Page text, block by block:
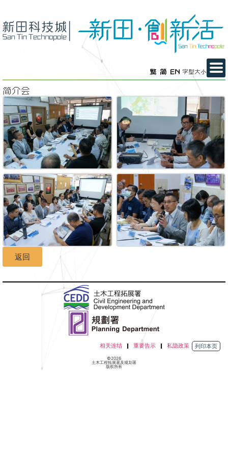
繁 简 EN 字型大小
简介会
返回
相关连结 重要告示 私隐政策 列印本页
©2026
土木工程拓展署及规划署
版权所有